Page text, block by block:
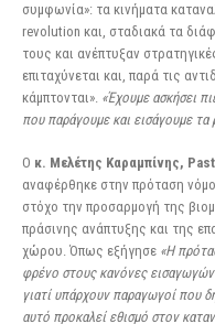
συμφωνία»: τα κινήματα
revolution και, σταδιακά τα
τους και ανέπτυξαν
επιταχύνεται και, παρά τις
κάμπτονται». «Έχουμε ασκήσει
που παράγουμε και εισάγουμε τα
Ο κ. Μελέτης Καραμπίνης,
αναφέρθηκε στην πρόταση
στόχο την προσαρμογή της
πράσινης ανάπτυξης και της
χώρου. Όπως εξήγησε «Η
φρένο στους κανόνες
γιατί υπάρχουν παραγωγοί που
αυτό προκαλεί εθισμό στον